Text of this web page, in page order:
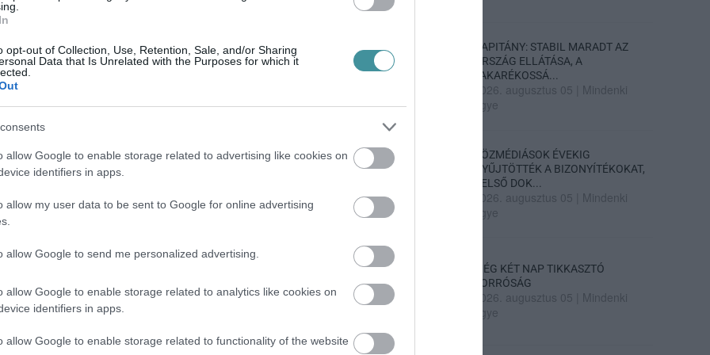
opt-out of Collection, Use, Retention, Sale, and/or Sharing
Data that Is Unrelated with the Purposes for which it
allow Google to enable storage related to advertising like cookies on
identifiers in apps.
allow my user data to be sent to Google for online advertising
allow Google to send me personalized advertising.
allow Google to enable storage related to analytics like cookies on
identifiers in apps.
allow Google to enable storage related to functionality of the website
- fejtette ki.
olyan kedvezményes internet-
olcsóbb minden eddigi
13-15 milliárd forinttal több pénz
számának növekedése akár már
okozta kiesést, és 2018-ra akár meg is
a fideszes politikus.
KAPITÁNY: STABIL MARADT AZ
ORSZÁG ELLÁTÁSA, A
TAKARÉKOSSÁ...
2026. augusztus 05
Mindenki
ügye
KÖZMÉDIÁSOK ÉVEKIG
GYŰJTÖTTÉK A BIZONYÍTÉKOKAT,
BELSŐ DOK...
2026. augusztus 05
Mindenki
ügye
MÉG KÉT NAP TIKKASZTÓ
FORRÓSÁG
2026. augusztus 05
Mindenki
ügye